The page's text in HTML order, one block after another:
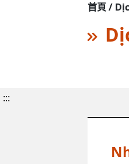
首頁 /
:::